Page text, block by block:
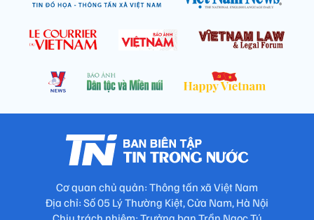
Cơ quan chủ quản: Thông tấn xã Việt Nam
Địa chỉ: Số 05 Lý Thường Kiệt, Cửa Nam, Hà Nội